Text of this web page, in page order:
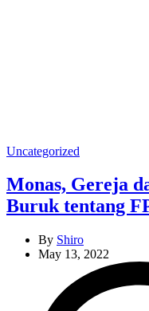
Categories
Uncategorized
Monas, Gereja
Buruk tentang
By Shiro
May 13, 2022